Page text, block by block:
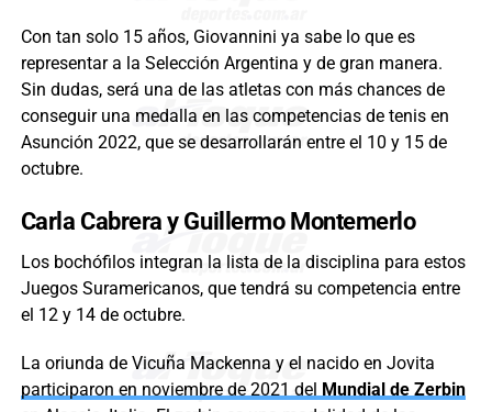
Con tan solo 15 años, Giovannini ya sabe lo que es
representar a la Selección Argentina y de gran manera.
Sin dudas, será una de las atletas con más chances de
conseguir una medalla en las competencias de tenis en
Asunción 2022, que se desarrollarán entre el 10 y 15 de
octubre.
Carla Cabrera y Guillermo Montemerlo
Los bochófilos integran la lista de la disciplina para estos
Juegos Suramericanos, que tendrá su competencia entre
el 12 y 14 de octubre.
La oriunda de Vicuña Mackenna y el nacido en Jovita
participaron en noviembre de 2021 del Mundial de Zerbin